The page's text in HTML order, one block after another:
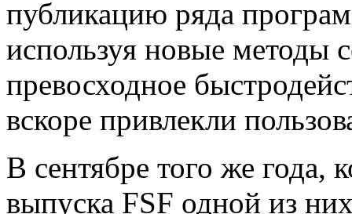
публикацию ряда
используя новые методы
превосходное
вскоре привлекли
В сентябре того же года,
выпуска FSF одной из